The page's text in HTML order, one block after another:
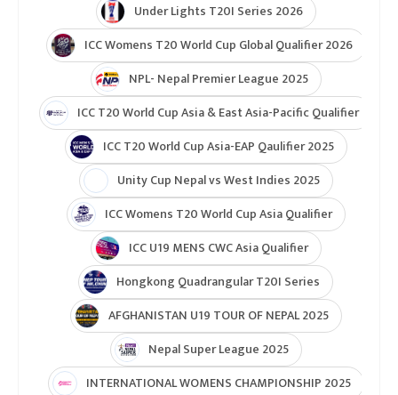
Under Lights T20I Series 2026
ICC Womens T20 World Cup Global Qualifier 2026
NPL- Nepal Premier League 2025
ICC T20 World Cup Asia & East Asia-Pacific Qualifier
ICC T20 World Cup Asia-EAP Qaulifier 2025
Unity Cup Nepal vs West Indies 2025
ICC Womens T20 World Cup Asia Qualifier
ICC U19 MENS CWC Asia Qualifier
Hongkong Quadrangular T20I Series
AFGHANISTAN U19 TOUR OF NEPAL 2025
Nepal Super League 2025
INTERNATIONAL WOMENS CHAMPIONSHIP 2025